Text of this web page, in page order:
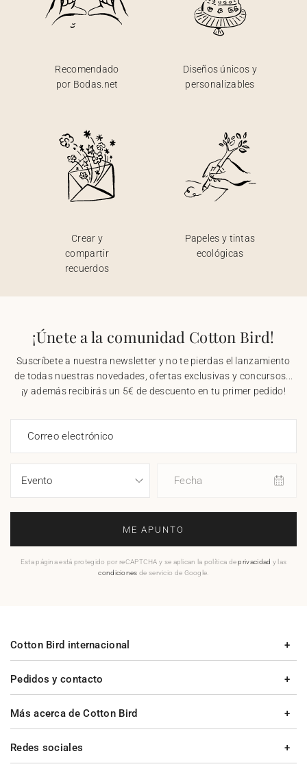
Recomendado
por Bodas.net
Diseños únicos y
personalizables
Crear y
compartir
recuerdos
Papeles y tintas
ecológicas
¡Únete a la comunidad Cotton Bird!
Suscríbete a nuestra newsletter y no te pierdas el lanzamiento
de todas nuestras novedades, ofertas exclusivas y concursos...
¡y además recibirás un 5€ de descuento en tu primer pedido!
Correo electrónico
Fecha
ME APUNTO
Esta página está protegido por reCAPTCHA y se aplican la política deprivacidad y las
condiciones de servicio de Google.
Pedidos y contacto
Más acerca de Cotton Bird
Cotton Bird internacional
Redes sociales